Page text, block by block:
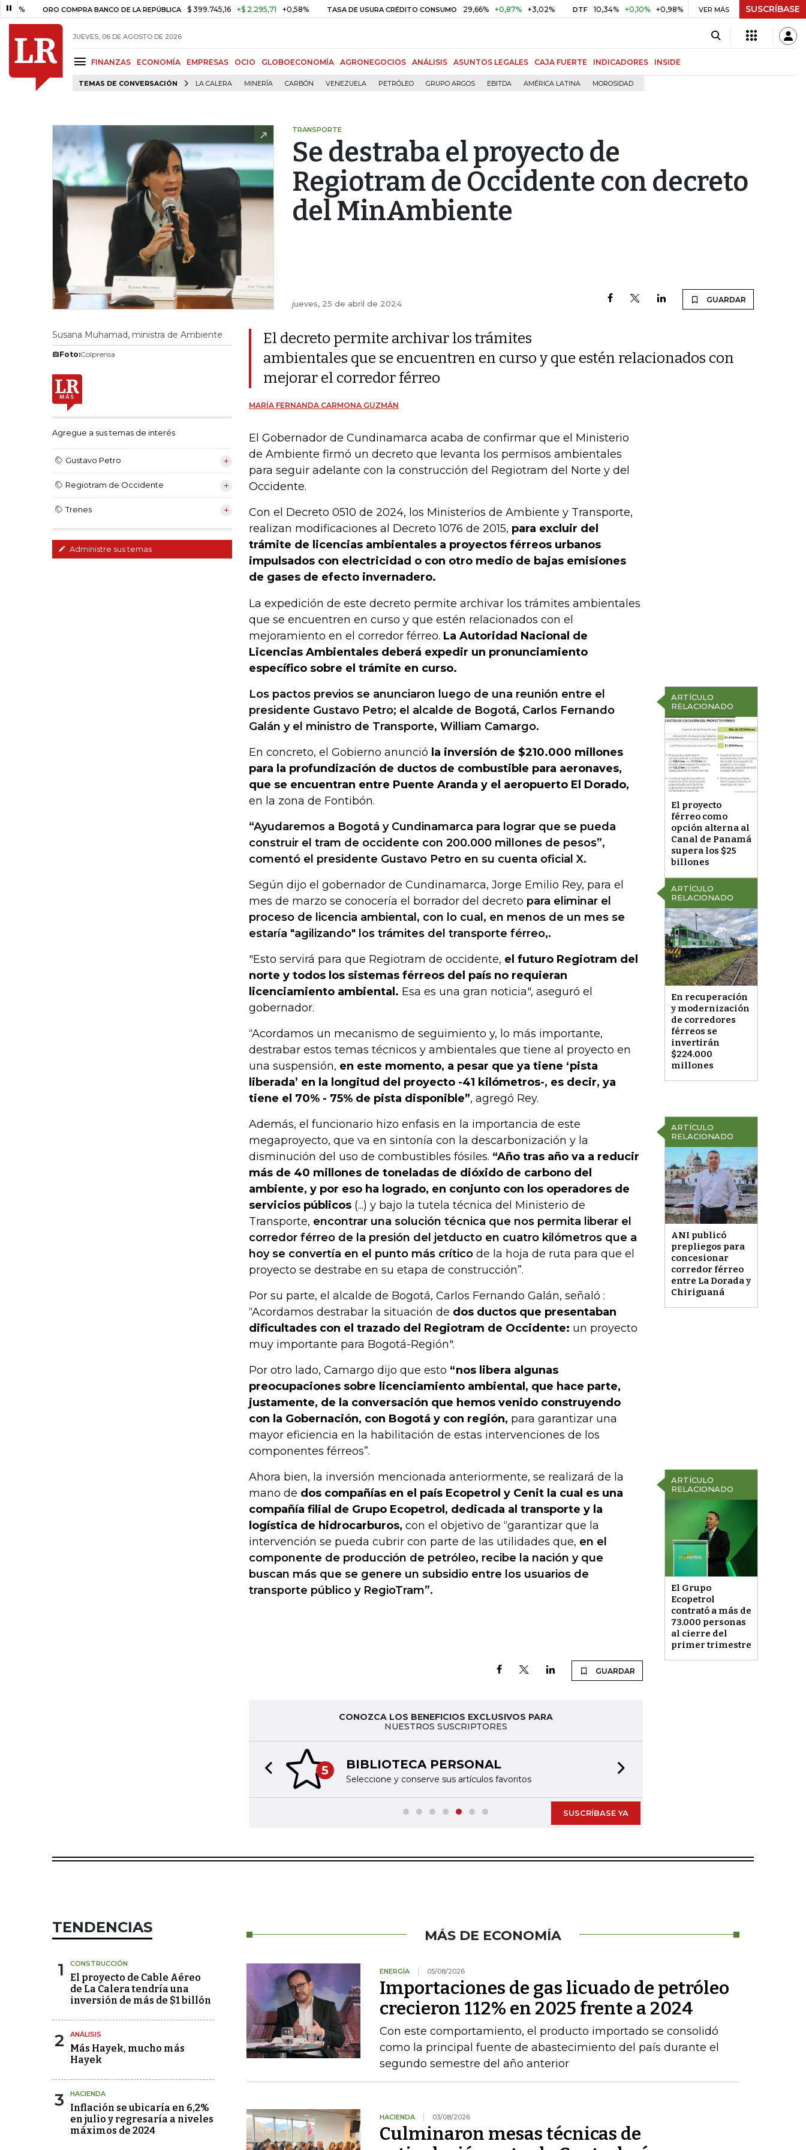
ORO COMPRA BANCO DE LA REPÚBLICA $ 399.745,16 +$ 2.295,71 +0,58% TASA DE USURA CRÉDITO CONSUMO 29,66% +0,87% +3,02% DTF 10,34% +0,10% +0,98% UVR $ 416,86 +$ 0,05 +0,01%
VER MÁS SUSCRÍBASE
JUEVES, 06 DE AGOSTO DE 2026
FINANZAS ECONOMÍA EMPRESAS OCIO GLOBOECONOMÍA AGRONEGOCIOS ANÁLISIS ASUNTOS LEGALES CAJA FUERTE INDICADORES INSIDE
TEMAS DE CONVERSACIÓN LA CALERA MINERÍA CARBÓN VENEZUELA PETRÓLEO GRUPO ARGOS EBITDA AMÉRICA LATINA MOROSIDAD
TRANSPORTE
Se destraba el proyecto de
Regiotram de Occidente con decreto
del MinAmbiente
jueves, 25 de abril de 2024 GUARDAR
Susana Muhamad, ministra de Ambiente
Foto:Colprensa
Agregue a sus temas de interés
Gustavo Petro
Regiotram de Occidente
Trenes
Administre sus temas
El decreto permite archivar los trámites
ambientales que se encuentren en curso y que estén relacionados con
mejorar el corredor férreo
MARÍA FERNANDA CARMONA GUZMÁN
El Gobernador de Cundinamarca acaba de confirmar que el Ministerio
de Ambiente firmó un decreto que levanta los permisos ambientales
para seguir adelante con la construcción del Regiotram del Norte y del
Occidente.
Con el Decreto 0510 de 2024, los Ministerios de Ambiente y Transporte,
realizan modificaciones al Decreto 1076 de 2015, para excluir del
trámite de licencias ambientales a proyectos férreos urbanos
impulsados con electricidad o con otro medio de bajas emisiones
de gases de efecto invernadero.
La expedición de este decreto permite archivar los trámites ambientales
que se encuentren en curso y que estén relacionados con el
mejoramiento en el corredor férreo. La Autoridad Nacional de
Licencias Ambientales deberá expedir un pronunciamiento
específico sobre el trámite en curso.
ARTÍCULO
RELACIONADO
El proyecto
férreo como
opción alterna al
Canal de Panamá
supera los $25
billones
Los pactos previos se anunciaron luego de una reunión entre el
presidente Gustavo Petro; el alcalde de Bogotá, Carlos Fernando
Galán y el ministro de Transporte, William Camargo.
En concreto, el Gobierno anunció la inversión de $210.000 millones
para la profundización de ductos de combustible para aeronaves,
que se encuentran entre Puente Aranda y el aeropuerto El Dorado,
en la zona de Fontibón.
ARTÍCULO
RELACIONADO
En recuperación
y modernización
de corredores
férreos se
invertirán
$224.000
millones
“Ayudaremos a Bogotá y Cundinamarca para lograr que se pueda
construir el tram de occidente con 200.000 millones de pesos”,
comentó el presidente Gustavo Petro en su cuenta oficial X.
Según dijo el gobernador de Cundinamarca, Jorge Emilio Rey, para el
mes de marzo se conocería el borrador del decreto para eliminar el
proceso de licencia ambiental, con lo cual, en menos de un mes se
estaría "agilizando" los trámites del transporte férreo,.
"Esto servirá para que Regiotram de occidente, el futuro Regiotram del
norte y todos los sistemas férreos del país no requieran
licenciamiento ambiental. Esa es una gran noticia", aseguró el
gobernador.
“Acordamos un mecanismo de seguimiento y, lo más importante,
destrabar estos temas técnicos y ambientales que tiene al proyecto en
una suspensión, en este momento, a pesar que ya tiene ‘pista
liberada’ en la longitud del proyecto -41 kilómetros-, es decir, ya
tiene el 70% - 75% de pista disponible”, agregó Rey.
ARTÍCULO
RELACIONADO
ANI publicó
prepliegos para
concesionar
corredor férreo
entre La Dorada y
Chiriguaná
Además, el funcionario hizo enfasis en la importancia de este
megaproyecto, que va en sintonía con la descarbonización y la
disminución del uso de combustibles fósiles. “Año tras año va a reducir
más de 40 millones de toneladas de dióxido de carbono del
ambiente, y por eso ha logrado, en conjunto con los operadores de
servicios públicos (...) y bajo la tutela técnica del Ministerio de
Transporte, encontrar una solución técnica que nos permita liberar el
corredor férreo de la presión del jetducto en cuatro kilómetros que a
hoy se convertía en el punto más crítico de la hoja de ruta para que el
proyecto se destrabe en su etapa de construcción”.
Por su parte, el alcalde de Bogotá, Carlos Fernando Galán, señaló :
“Acordamos destrabar la situación de dos ductos que presentaban
dificultades con el trazado del Regiotram de Occidente: un proyecto
muy importante para Bogotá-Región".
Por otro lado, Camargo dijo que esto “nos libera algunas
preocupaciones sobre licenciamiento ambiental, que hace parte,
justamente, de la conversación que hemos venido construyendo
con la Gobernación, con Bogotá y con región, para garantizar una
mayor eficiencia en la habilitación de estas intervenciones de los
componentes férreos”.
ARTÍCULO
RELACIONADO
El Grupo
Ecopetrol
contrató a más de
73.000 personas
al cierre del
primer trimestre
Ahora bien, la inversión mencionada anteriormente, se realizará de la
mano de dos compañías en el país Ecopetrol y Cenit la cual es una
compañía filial de Grupo Ecopetrol, dedicada al transporte y la
logística de hidrocarburos, con el objetivo de “garantizar que la
intervención se pueda cubrir con parte de las utilidades que, en el
componente de producción de petróleo, recibe la nación y que
buscan más que se genere un subsidio entre los usuarios de
transporte público y RegioTram”.
GUARDAR
CONOZCA LOS BENEFICIOS EXCLUSIVOS PARA
NUESTROS SUSCRIPTORES
5 BIBLIOTECA PERSONAL
Seleccione y conserve sus artículos favoritos
Previous slide
SUSCRÍBASE YA
TENDENCIAS
1 CONSTRUCCIÓN
El proyecto de Cable Aéreo
de La Calera tendría una
inversión de más de $1 billón
2 ANÁLISIS
Más Hayek, mucho más
Hayek
3 HACIENDA
Inflación se ubicaría en 6,2%
en julio y regresaría a niveles
máximos de 2024
MÁS DE ECONOMÍA
ENERGÍA 05/08/2026
Importaciones de gas licuado de petróleo
crecieron 112% en 2025 frente a 2024
Con este comportamiento, el producto importado se consolidó
como la principal fuente de abastecimiento del país durante el
segundo semestre del año anterior
HACIENDA 03/08/2026
Culminaron mesas técnicas de